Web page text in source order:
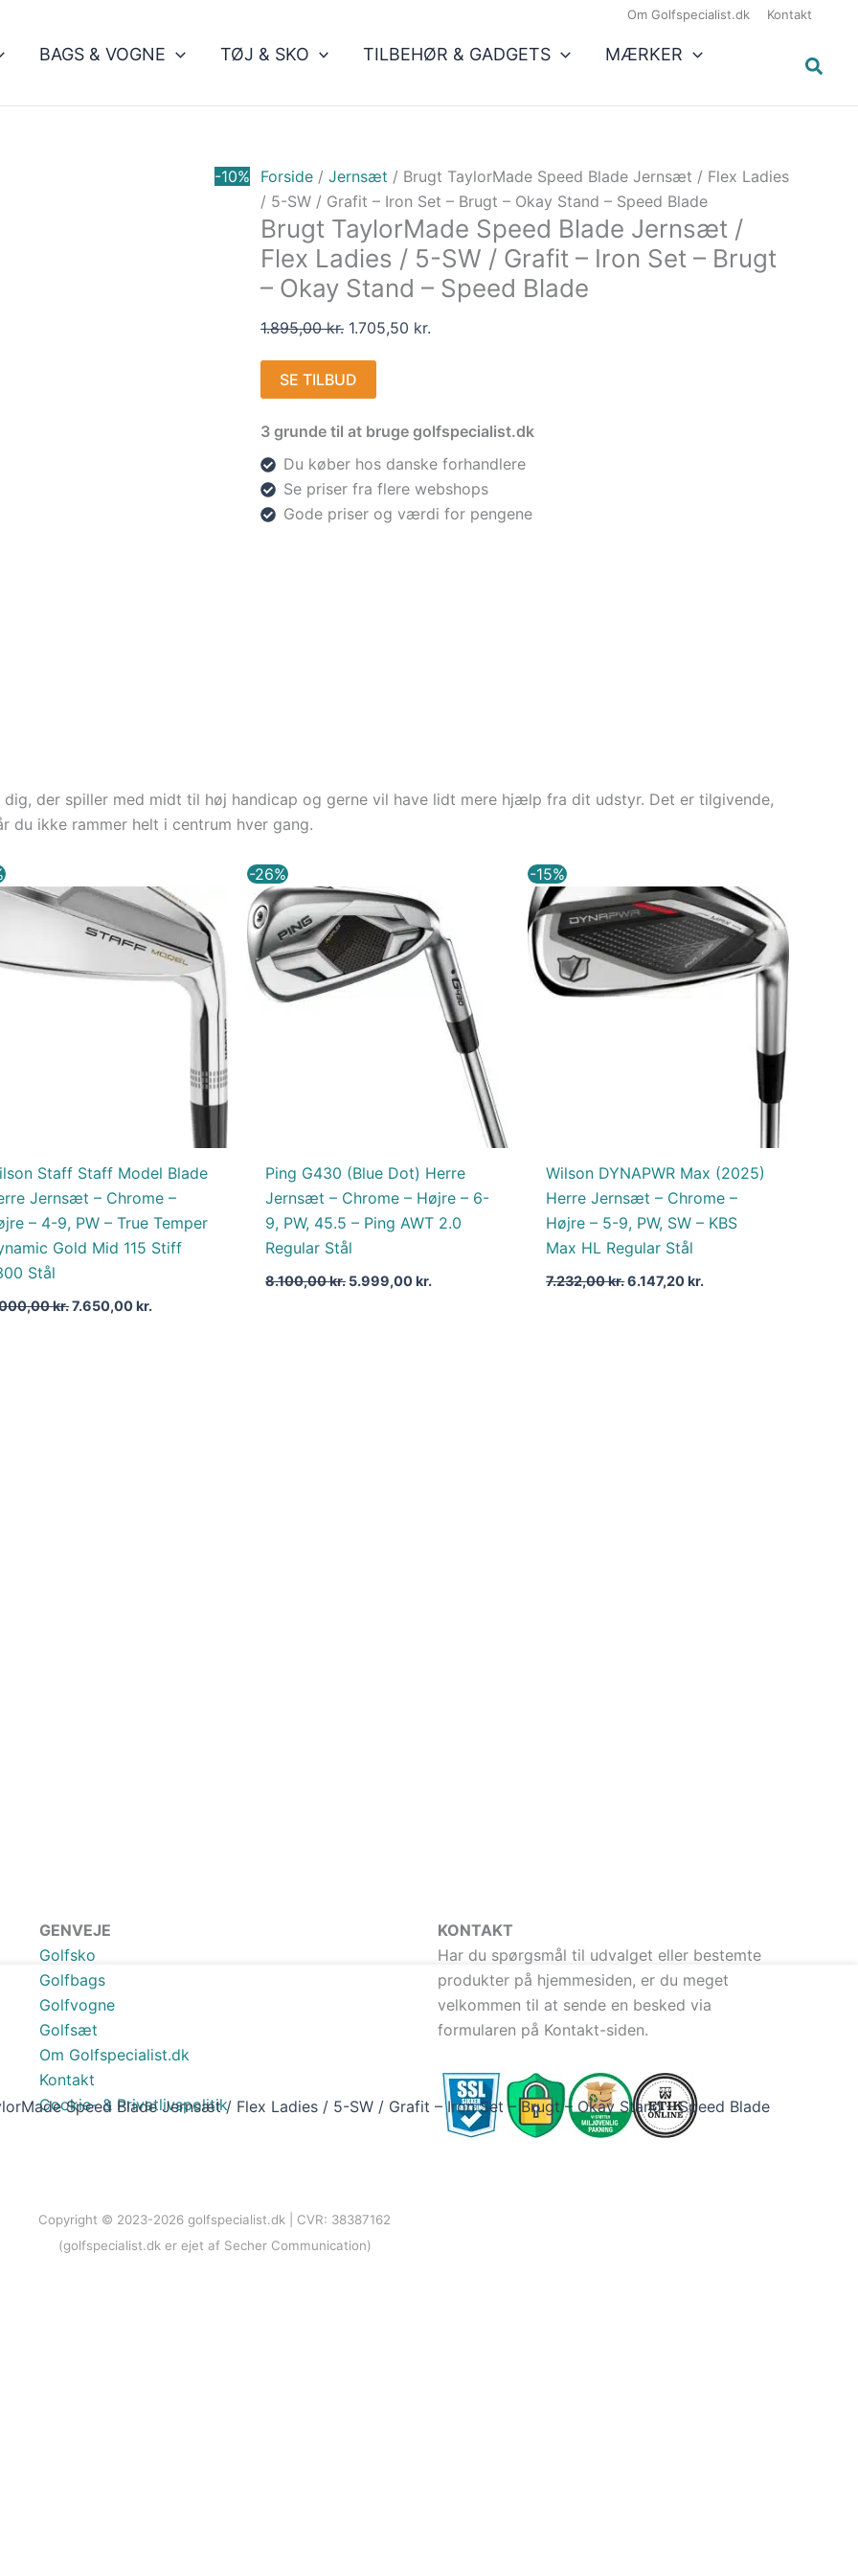
Om Golfspecialist.dk Kontakt
BAGS & VOGNE TØJ & SKO TILBEHØR & GADGETS MÆRKER
-10% Forside / Jernsæt / Brugt TaylorMade Speed Blade Jernsæt / Flex Ladies
/ 5-SW / Grafit – Iron Set – Brugt – Okay Stand – Speed Blade
Brugt TaylorMade Speed Blade Jernsæt /
Flex Ladies / 5-SW / Grafit – Iron Set – Brugt
– Okay Stand – Speed Blade
1.895,00kr.
pris
1.895,00 kr..
1.705,50 kr.
pris
1.705,50 kr..
SE TILBUD
3 grunde til at bruge golfspecialist.dk
Du køber hos danske forhandlere
Se priser fra flere webshops
Gode priser og værdi for pengene
der spiller med midt til høj handicap og gerne vil have lidt mere hjælp fra dit udstyr. Det er tilgivende,
ikke rammer helt i centrum hver gang.
Staff Staff Model Blade
Jernsæt – Chrome –
– 4-9, PW – True Temper
Gold Mid 115 Stiff
Stål
kr.
oprindelige
var:
9.000,00 kr..
7.650,00kr.
aktuelle
pris
er:
7.650,00 kr..
-26%
Ping G430 (Blue Dot) Herre
Jernsæt – Chrome – Højre – 6-
9, PW, 45.5 – Ping AWT 2.0
Regular Stål
8.100,00kr.
oprindelige
pris
var:
8.100,00 kr..
5.999,00kr.
er:
5.999,00 kr..
-15%
Wilson DYNAPWR Max (2025)
Herre Jernsæt – Chrome –
Højre – 5-9, PW, SW – KBS
Max HL Regular Stål
7.232,00kr.
oprindelige
pris
var:
7.232,00 kr..
6.147,20kr.
aktuelle
pris
er:
6.147,20 kr..
GENVEJE
Golfsko
Golfbags
Golfvogne
Golfsæt
Om Golfspecialist.dk
Kontakt
Cookie- & Privatlivspolitik
KONTAKT
Har du spørgsmål til udvalget eller bestemte
produkter på hjemmesiden, er du meget
velkommen til at sende en besked via
formularen på Kontakt-siden.
Copyright © 2023-2026 golfspecialist.dk | CVR: 38387162
(golfspecialist.dk er ejet af Secher Communication)
Speed Blade Jernsæt / Flex Ladies / 5-SW / Grafit – Iron Set – Brugt – Okay Stand – Speed Blade